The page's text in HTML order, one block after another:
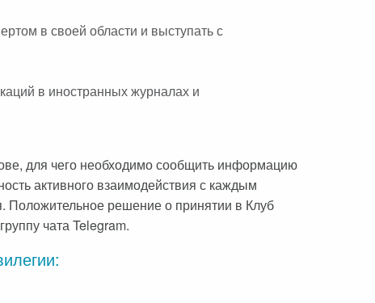
в своей области и выступать с
в иностранных журналах и
для чего необходимо сообщить информацию
активного взаимодействия с каждым
Положительное решение о принятии в Клуб
чата Telegram.